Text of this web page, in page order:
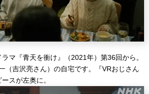
マ『青天を衝け』（2021年）第36回から。
（吉沢亮さん）の自宅です。『VRおじさん
スが左奥に。